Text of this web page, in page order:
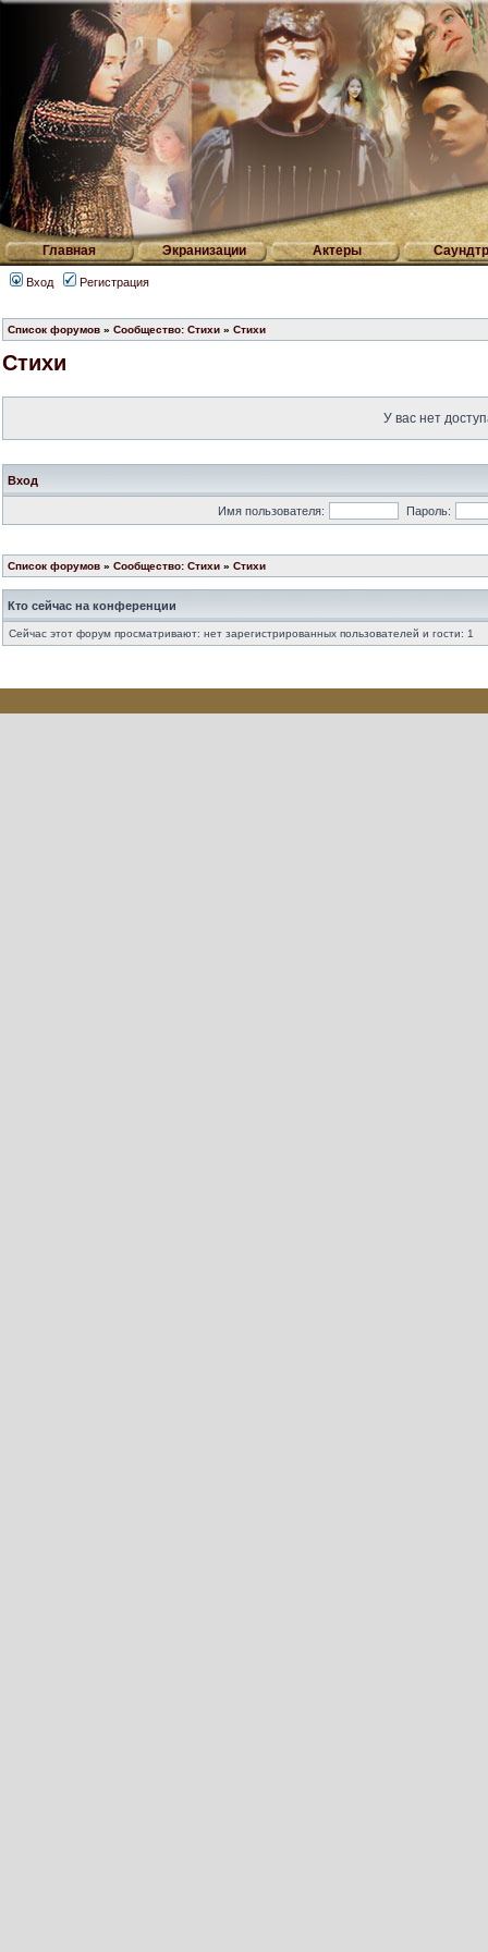
Главная Экранизации Актеры
Вход Регистрация
Список форумов » Сообщество: Стихи » Стихи
Стихи
У вас нет
Вход
Имя пользователя: Пароль:
Список форумов » Сообщество: Стихи » Стихи
Кто сейчас на конференции
Сейчас этот форум просматривают: нет зарегистрированных пользователей и гости: 1